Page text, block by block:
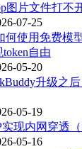
图片文件打不
07-25
何使用免费模
token自由
05-20
升级之
05-19
现内网穿透（
05-16